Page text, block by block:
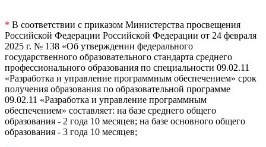
* В соответствии с приказом Министерства просвещения
Российской Федерации Российской Федерации от 24 февраля
2025 г. № 138 «Об утверждении федерального
государственного образовательного стандарта среднего
профессионального образования по специальности 09.02.11
«Разработка и управление программным обеспечением» срок
получения образования по образовательной программе
09.02.11 «Разработка и управление программным
обеспечением» составляет: на базе среднего общего
образования - 2 года 10 месяцев; на базе основного общего
образования - 3 года 10 месяцев;